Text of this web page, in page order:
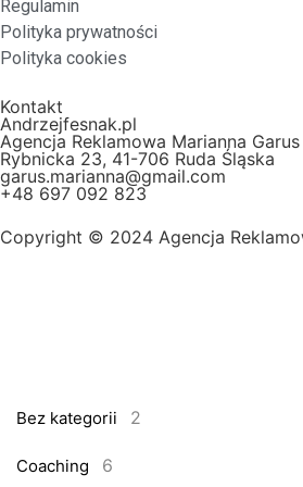
Regulamin
Polityka prywatności
Polityka cookies
Kontakt
Andrzejfesnak.pl
Agencja Reklamowa Marianna Garus
Rybnicka 23, 41-706 Ruda Śląska
garus.marianna@gmail.com
+48 697 092 823
Copyright © 2024 Agencja
Bez kategorii 2
Coaching 6